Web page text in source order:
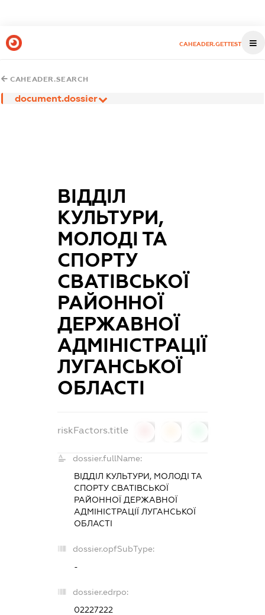
CAHEADER.GETTEST
CAHEADER.SEARCH
document.dossier
ВІДДІЛ
КУЛЬТУРИ,
МОЛОДІ ТА
СПОРТУ
СВАТІВСЬКОЇ
РАЙОННОЇ
ДЕРЖАВНОЇ
АДМІНІСТРАЦІЇ
ЛУГАНСЬКОЇ
ОБЛАСТІ
riskFactors.title
dossier.fullName:
ВІДДІЛ КУЛЬТУРИ, МОЛОДІ ТА
СПОРТУ СВАТІВСЬКОЇ
РАЙОННОЇ ДЕРЖАВНОЇ
АДМІНІСТРАЦІЇ ЛУГАНСЬКОЇ
ОБЛАСТІ
dossier.opfSubType:
-
dossier.edrpo:
02227222